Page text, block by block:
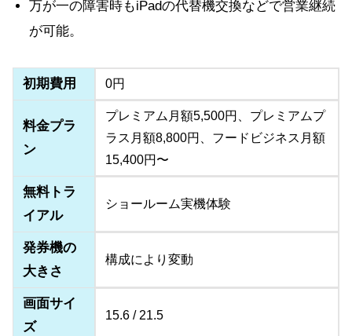
万が一の障害時もiPadの代替機交換などで営業継続
が可能。
初期費用 0円
料金プラ
ン
プレミアム月額5,500円、プレミアムプ
ラス月額8,800円、フードビジネス月額
15,400円〜
無料トラ
イアル
ショールーム実機体験
発券機の
大きさ
構成により変動
画面サイ
ズ
15.6 / 21.5